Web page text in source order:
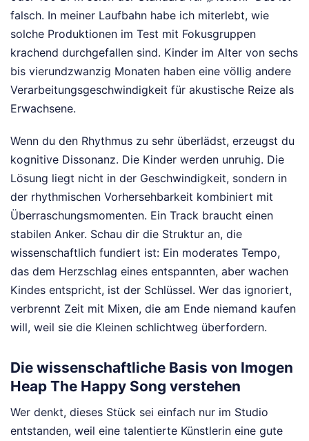
falsch. In meiner Laufbahn habe ich miterlebt, wie
solche Produktionen im Test mit Fokusgruppen
krachend durchgefallen sind. Kinder im Alter von sechs
bis vierundzwanzig Monaten haben eine völlig andere
Verarbeitungsgeschwindigkeit für akustische Reize als
Erwachsene.
Wenn du den Rhythmus zu sehr überlädst, erzeugst du
kognitive Dissonanz. Die Kinder werden unruhig. Die
Lösung liegt nicht in der Geschwindigkeit, sondern in
der rhythmischen Vorhersehbarkeit kombiniert mit
Überraschungsmomenten. Ein Track braucht einen
stabilen Anker. Schau dir die Struktur an, die
wissenschaftlich fundiert ist: Ein moderates Tempo,
das dem Herzschlag eines entspannten, aber wachen
Kindes entspricht, ist der Schlüssel. Wer das ignoriert,
verbrennt Zeit mit Mixen, die am Ende niemand kaufen
will, weil sie die Kleinen schlichtweg überfordern.
Die wissenschaftliche Basis von Imogen
Heap The Happy Song verstehen
Wer denkt, dieses Stück sei einfach nur im Studio
entstanden, weil eine talentierte Künstlerin eine gute